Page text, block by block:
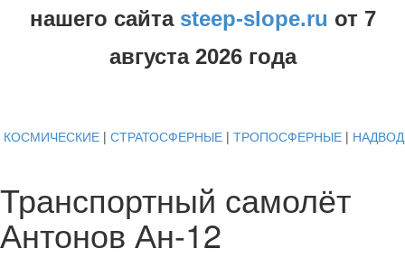
нашего сайта steep-slope.ru от 7
августа 2026 года
КОСМИЧЕСКИЕ | СТРАТОСФЕРНЫЕ | ТРОПОСФЕРНЫЕ |
Транспортный самолёт
Антонов Ан-12